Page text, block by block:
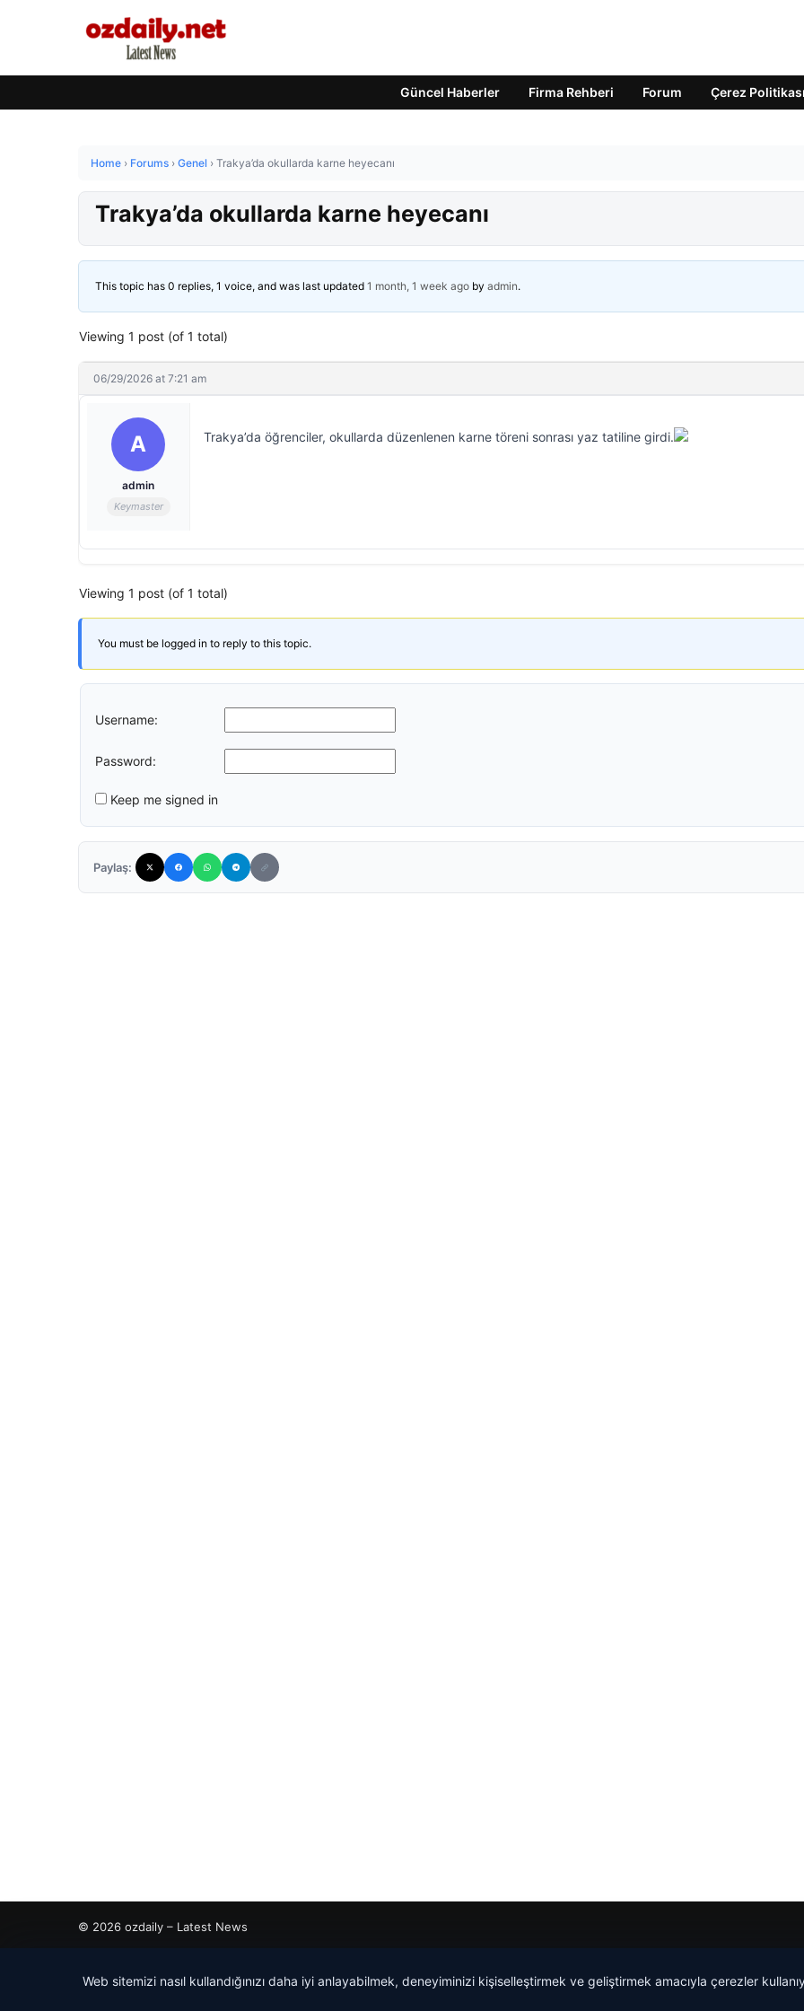
Güncel Haberler Firma Rehberi Forum Çerez Politikası
Home › Forums › Genel › Trakya’da okullarda karne heyecanı
Trakya’da okullarda karne heyecanı
This topic has 0 replies, 1 voice, and was last updated 1 month, 1 week ago by admin.
Viewing 1 post (of 1 total)
06/29/2026 at 7:21 am
A
admin
Keymaster
Trakya’da öğrenciler, okullarda düzenlenen karne töreni sonrası yaz tatiline girdi.
Viewing 1 post (of 1 total)
You must be logged in to reply to this topic.
Username:
Password:
Keep me signed in
Paylaş:
© 2026 ozdaily – Latest News
Web sitemizi nasıl kullandığınızı daha iyi anlayabilmek, deneyiminizi kişiselleştirmek ve geliştirmek amacıyla çerezler